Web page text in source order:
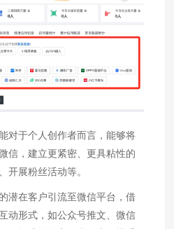
对于个人创作者而言，能够将
信，建立更紧密、更具粘性的
开展粉丝活动等。
潜在客户引流至微信平台，借
动形式，如公众号推文、微信